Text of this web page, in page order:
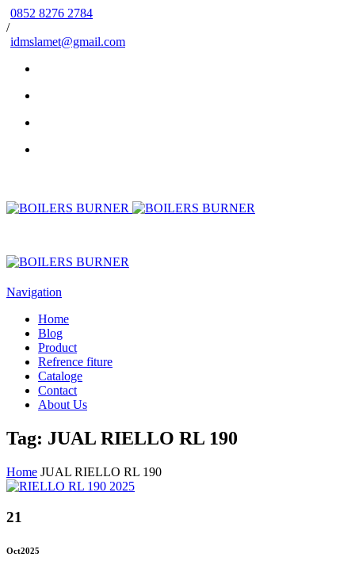
0852 8276 2784
/
idmslamet@gmail.com
Navigation
Home
Blog
Product
Refrence fiture
Cataloge
Contact
About Us
Tag: JUAL RIELLO RL 190
Home JUAL RIELLO RL 190
21
Oct2025